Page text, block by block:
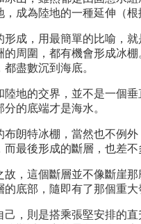
，成為陸地的一種延伸（
，用最簡單的比喻，就
的周圍，都有機會形成冰
盡數沉到海底。
的交界，並不是一個垂
分的底端才是海水。
特冰棚，當然也不例外
而最後形成的斷層，也差
這個斷層並不像斷崖那
的底部，隨即有了那個重大
則是搭乘張堅安排的直